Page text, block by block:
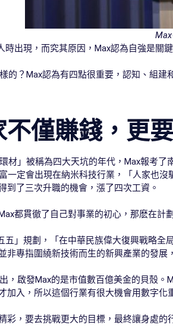
時出現，而究其原因，Max認為自強是關
的？Max認為有四點很重要，認知、組
僅賺錢，更
材」被稱為四大天坑的年代，Max報考
一定會出現在納米科技行業，「人家也
到了三次升職的機會，漲了四次工資。
都貫徹了自己對事業的初心，那麽在
五」規劃，「在中華民族偉大復興戰略
非專指圍繞新技術而生的新興產業的發
，啟發Max的是市值數百億美金的貝殼
加入，所以這個行業有很大機會用數字化
彩，要去挑戰更大的目標，最終讓身處的